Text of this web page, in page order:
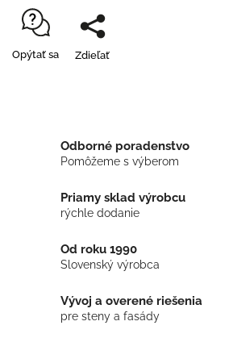
Opýtať sa Zdieľať
Odborné poradenstvo
Pomôžeme s výberom
Priamy sklad výrobcu
rýchle dodanie
Od roku 1990
Slovenský výrobca
Vývoj a overené riešenia
pre steny a fasády